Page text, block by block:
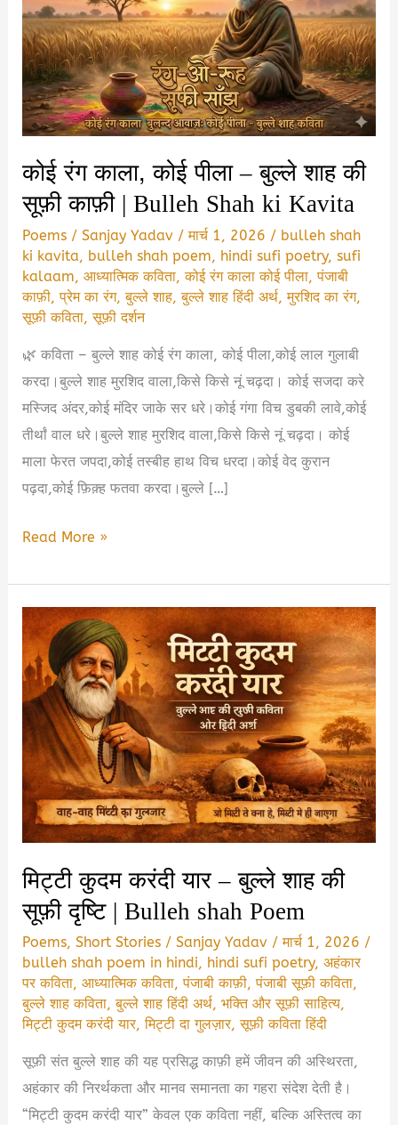
कोई रंग काला, कोई पीला – बुल्ले शाह की
सूफ़ी काफ़ी | Bulleh Shah ki Kavita
Poems /Sanjay Yadav /मार्च 1, 2026 / bulleh shah
ki kavita, bulleh shah poem, hindi sufi poetry,sufi
kalaam,आध्यात्मिक कविता,कोई रंग काला कोई पीला,पंजाबी
काफ़ी,प्रेम का रंग,बुल्ले शाह,बुल्ले शाह हिंदी अर्थ,मुरशिद का रंग,
सूफ़ी कविता,सूफ़ी दर्शन
🌿 कविता – बुल्ले शाह कोई रंग काला, कोई पीला,कोई लाल गुलाबी
करदा।बुल्ले शाह मुरशिद वाला,किसे किसे नूं चढ़दा। कोई सजदा करे
मस्जिद अंदर,कोई मंदिर जाके सर धरे।कोई गंगा विच डुबकी लावे,कोई
तीर्थां वाल धरे।बुल्ले शाह मुरशिद वाला,किसे किसे नूं चढ़दा। कोई
माला फेरत जपदा,कोई तस्बीह हाथ विच धरदा।कोई वेद कुरान
पढ़दा,कोई फ़िक़्ह फतवा करदा।बुल्ले […]
कोई
काला,
कोई
पीला
–
बुल्ले
शाह
की
सूफ़ी
काफ़ी
Shah
ki
Kavita
Read More »
मिट्टी कुदम करंदी यार – बुल्ले शाह की
सूफ़ी दृष्टि | Bulleh shah Poem
Poems,Short Stories /Sanjay Yadav /मार्च 1, 2026 /
bulleh shah poem in hindi, hindi sufi poetry,अहंकार
पर कविता,आध्यात्मिक कविता,पंजाबी काफ़ी,पंजाबी सूफ़ी कविता,
बुल्ले शाह कविता,बुल्ले शाह हिंदी अर्थ,भक्ति और सूफ़ी साहित्य,
मिट्टी कुदम करंदी यार,मिट्टी दा गुलज़ार,सूफ़ी कविता हिंदी
सूफ़ी संत बुल्ले शाह की यह प्रसिद्ध काफ़ी हमें जीवन की अस्थिरता,
अहंकार की निरर्थकता और मानव समानता का गहरा संदेश देती है।
“मिट्टी कुदम करंदी यार” केवल एक कविता नहीं, बल्कि अस्तित्व का